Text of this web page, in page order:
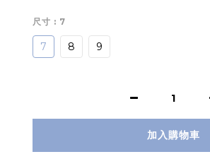
尺寸 : 7
7 8 9
加入購物車